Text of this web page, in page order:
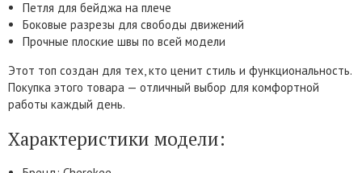
Петля для бейджа на плече
Боковые разрезы для свободы движений
Прочные плоские швы по всей модели
Этот топ создан для тех, кто ценит стиль и функциональность.
Покупка этого товара — отличный выбор для комфортной
работы каждый день.
Характеристики модели: